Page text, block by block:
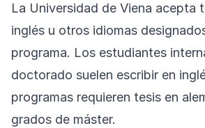
La Universidad de Viena acepta
inglés u otros idiomas
programa. Los estudiantes
doctorado suelen escribir en
programas requieren tesis en
grados de máster.